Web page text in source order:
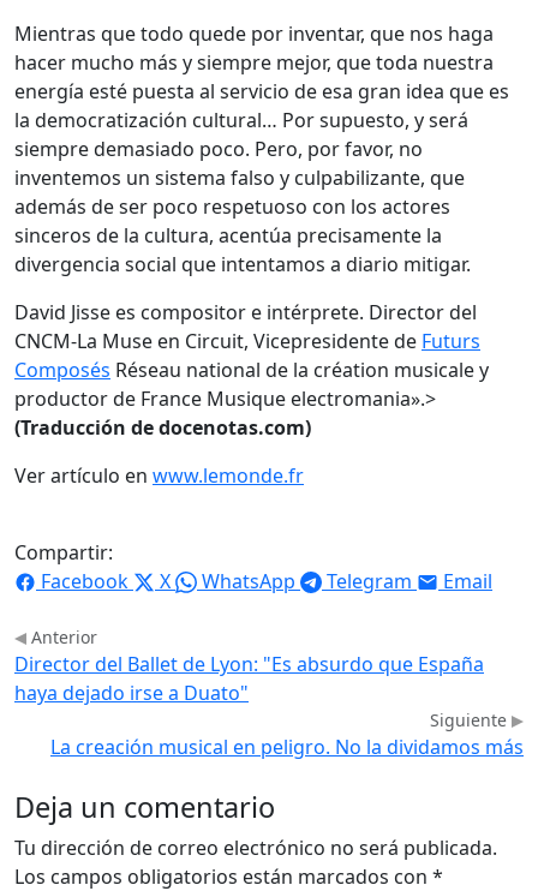
Mientras que todo quede por inventar, que nos haga
hacer mucho más y siempre mejor, que toda nuestra
energía esté puesta al servicio de esa gran idea que es
la democratización cultural… Por supuesto, y será
siempre demasiado poco. Pero, por favor, no
inventemos un sistema falso y culpabilizante, que
además de ser poco respetuoso con los actores
sinceros de la cultura, acentúa precisamente la
divergencia social que intentamos a diario mitigar.
David Jisse es compositor e intérprete. Director del
CNCM-La Muse en Circuit, Vicepresidente de Futurs
Composés Réseau national de la création musicale y
productor de France Musique electromania».>
(Traducción de docenotas.com)
Ver artículo en www.lemonde.fr
Compartir:
Facebook
X WhatsApp Telegram Email
Anterior
Director del Ballet de Lyon: "Es absurdo que España
haya dejado irse a Duato"
Siguiente
La creación musical en peligro. No la dividamos más
Deja un comentario
Tu dirección de correo electrónico no será publicada.
Los campos obligatorios están marcados con *